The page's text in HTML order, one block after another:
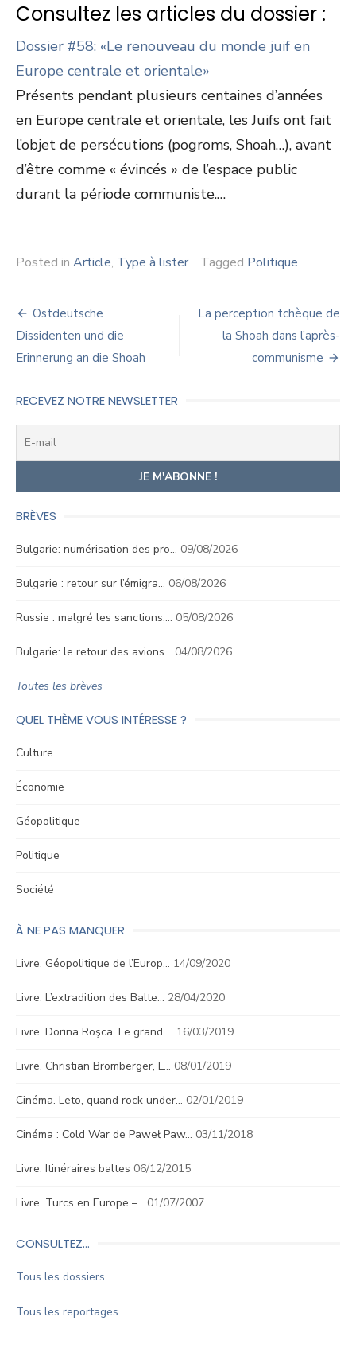
Consultez les articles du dossier :
Dossier #58: «Le renouveau du monde juif en
Europe centrale et orientale»
Présents pendant plusieurs centaines d’années
en Europe centrale et orientale, les Juifs ont fait
l’objet de persécutions (pogroms, Shoah…), avant
d’être comme « évincés » de l’espace public
durant la période communiste.…
Posted in Article, Type à lister Tagged Politique
Navigation
de
l’article
Ostdeutsche
Dissidenten und die
Erinnerung an die Shoah
La perception tchèque de
la Shoah dans l’après-
communisme
RECEVEZ NOTRE NEWSLETTER
BRÈVES
Bulgarie: numérisation des pro… 09/08/2026
Bulgarie : retour sur l’émigra… 06/08/2026
Russie : malgré les sanctions,… 05/08/2026
Bulgarie: le retour des avions… 04/08/2026
Toutes les brèves
QUEL THÈME VOUS INTÉRESSE ?
Culture
Économie
Géopolitique
Politique
Société
À NE PAS MANQUER
Livre. Géopolitique de l’Europ… 14/09/2020
Livre. L’extradition des Balte… 28/04/2020
Livre. Dorina Roşca, Le grand … 16/03/2019
Livre. Christian Bromberger, L… 08/01/2019
Cinéma. Leto, quand rock under… 02/01/2019
Cinéma : Cold War de Paweł Paw… 03/11/2018
Livre. Itinéraires baltes 06/12/2015
Livre. Turcs en Europe –… 01/07/2007
CONSULTEZ…
Tous les dossiers
Tous les reportages